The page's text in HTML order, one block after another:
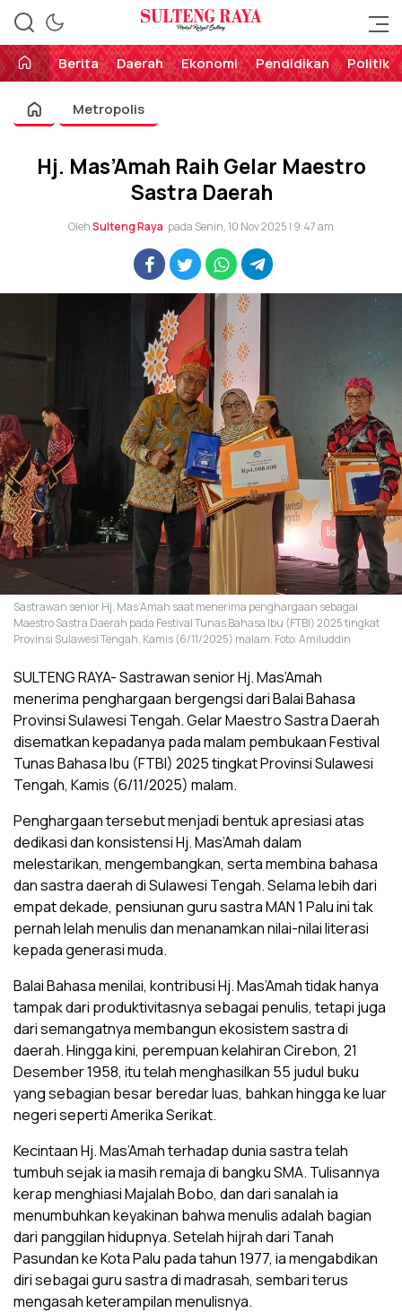
Sulteng Raya
Perekat Rakyat Sulteng
Berita
Daerah Ekonomi Pendidikan Politik
Metropolis
Hj. Mas’Amah Raih Gelar Maestro
Sastra Daerah
OlehSulteng Raya pada Senin, 10 Nov 2025 | 9:47 am
Sastrawan senior Hj. Mas’Amah saat menerima penghargaan sebagai
Maestro Sastra Daerah pada Festival Tunas Bahasa Ibu (FTBI) 2025 tingkat
Provinsi Sulawesi Tengah, Kamis (6/11/2025) malam. Foto: Amiluddin
SULTENG RAYA- Sastrawan senior Hj. Mas’Amah
menerima penghargaan bergengsi dari Balai Bahasa
Provinsi Sulawesi Tengah. Gelar Maestro Sastra Daerah
disematkan kepadanya pada malam pembukaan Festival
Tunas Bahasa Ibu (FTBI) 2025 tingkat Provinsi Sulawesi
Tengah, Kamis (6/11/2025) malam.
Penghargaan tersebut menjadi bentuk apresiasi atas
dedikasi dan konsistensi Hj. Mas’Amah dalam
melestarikan, mengembangkan, serta membina bahasa
dan sastra daerah di Sulawesi Tengah. Selama lebih dari
empat dekade, pensiunan guru sastra MAN 1 Palu ini tak
pernah lelah menulis dan menanamkan nilai-nilai literasi
kepada generasi muda.
Balai Bahasa menilai, kontribusi Hj. Mas’Amah tidak hanya
tampak dari produktivitasnya sebagai penulis, tetapi juga
dari semangatnya membangun ekosistem sastra di
daerah. Hingga kini, perempuan kelahiran Cirebon, 21
Desember 1958, itu telah menghasilkan 55 judul buku
yang sebagian besar beredar luas, bahkan hingga ke luar
negeri seperti Amerika Serikat.
Kecintaan Hj. Mas’Amah terhadap dunia sastra telah
tumbuh sejak ia masih remaja di bangku SMA. Tulisannya
kerap menghiasi Majalah Bobo, dan dari sanalah ia
menumbuhkan keyakinan bahwa menulis adalah bagian
dari panggilan hidupnya. Setelah hijrah dari Tanah
Pasundan ke Kota Palu pada tahun 1977, ia mengabdikan
diri sebagai guru sastra di madrasah, sembari terus
mengasah keterampilan menulisnya.